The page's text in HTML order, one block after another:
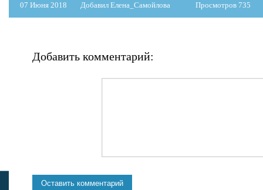
07 Июня 2018 Добавил Елена_Самойлова Просмотров 735
Добавить комментарий: